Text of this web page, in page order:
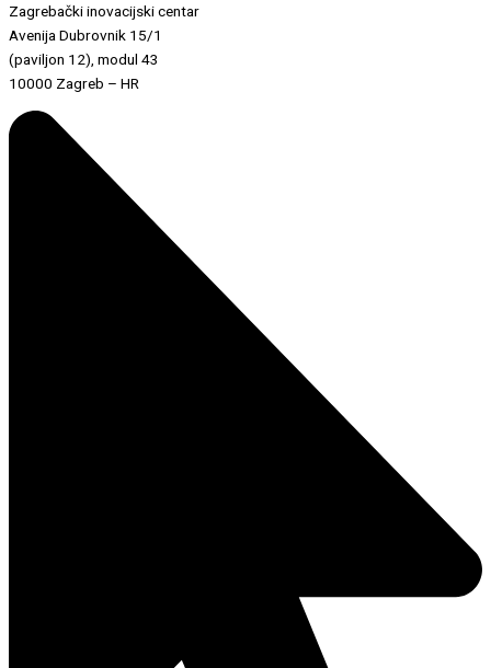
Zagrebački inovacijski centar
Avenija Dubrovnik 15/1
(paviljon 12), modul 43
10000 Zagreb – HR